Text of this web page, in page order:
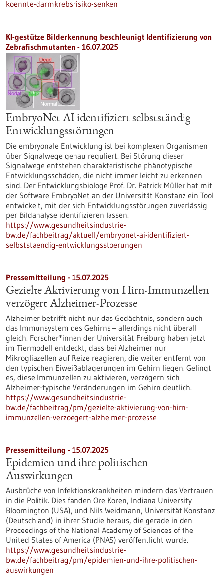
koennte-darmkrebsrisiko-senken
KI-gestütze Bilderkennung beschleunigt Identifizierung von
Zebrafischmutanten - 16.07.2025
EmbryoNet AI identifiziert selbstständig
Entwicklungsstörungen
Die embryonale Entwicklung ist bei komplexen Organismen
über Signalwege genau reguliert. Bei Störung dieser
Signalwege entstehen charakteristische phänotypische
Entwicklungsschäden, die nicht immer leicht zu erkennen
sind. Der Entwicklungsbiologe Prof. Dr. Patrick Müller hat mit
der Software EmbryoNet an der Universität Konstanz ein Tool
entwickelt, mit der sich Entwicklungsstörungen zuverlässig
per Bildanalyse identifizieren lassen.
https://www.gesundheitsindustrie-
bw.de/fachbeitrag/aktuell/embryonet-ai-identifiziert-
selbststaendig-entwicklungsstoerungen
Pressemitteilung - 15.07.2025
Gezielte Aktivierung von Hirn-Immunzellen
verzögert Alzheimer-Prozesse
Alzheimer betrifft nicht nur das Gedächtnis, sondern auch
das Immunsystem des Gehirns – allerdings nicht überall
gleich. Forscher*innen der Universität Freiburg haben jetzt
im Tiermodell entdeckt, dass bei Alzheimer nur
Mikrogliazellen auf Reize reagieren, die weiter entfernt von
den typischen Eiweißablagerungen im Gehirn liegen. Gelingt
es, diese Immunzellen zu aktivieren, verzögern sich
Alzheimer-typische Veränderungen im Gehirn deutlich.
https://www.gesundheitsindustrie-
bw.de/fachbeitrag/pm/gezielte-aktivierung-von-hirn-
immunzellen-verzoegert-alzheimer-prozesse
Pressemitteilung - 15.07.2025
Epidemien und ihre politischen
Auswirkungen
Ausbrüche von Infektionskrankheiten mindern das Vertrauen
in die Politik. Dies fanden Ore Koren, Indiana University
Bloomington (USA), und Nils Weidmann, Universität Konstanz
(Deutschland) in ihrer Studie heraus, die gerade in den
Proceedings of the National Academy of Sciences of the
United States of America (PNAS) veröffentlicht wurde.
https://www.gesundheitsindustrie-
bw.de/fachbeitrag/pm/epidemien-und-ihre-politischen-
auswirkungen